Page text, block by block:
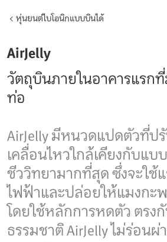
หุ่นยนต์ไบโอนิกแบบบินได้
AirJelly
วัตถุบินภายในอาคารแรก
ท่อ
AirJelly มีหนวดแปดตัวที่ป
เคลื่อนไหวใกล้เคียงกับแบ
ชีววิทยามากที่สุด ซึ่งจะใช้
ไฟฟ้าและปล่อยให้แมงกะ
โดยใช้หลักการหดตัว ตรง
ธรรมชาติ AirJelly ไม่ร่อน